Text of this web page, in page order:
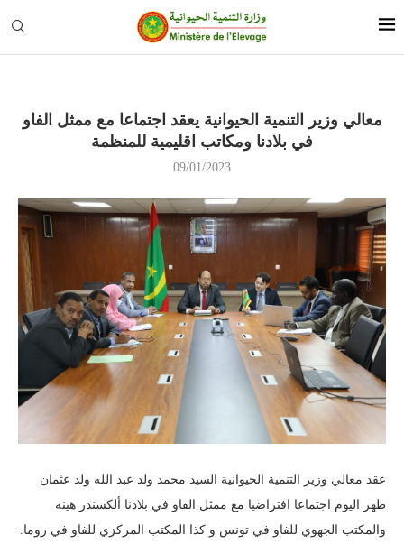
معالي وزير التنمية الحيوانية يعقد اجتماعا مع ممثل الفاو
في بلادنا ومكاتب اقليمية للمنظمة
09/01/2023
عقد معالي وزير التنمية الحيوانية السيد محمد ولد عبد الله ولد عثمان
ظهر اليوم اجتماعا افتراضيا مع ممثل الفاو في بلادنا ألكسندر هينه
والمكتب الجهوي للفاو في تونس و كذا المكتب المركزي للفاو في روما.